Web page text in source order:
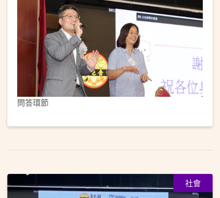
問答環節
社會